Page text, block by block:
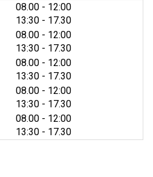
08.00 tot
- 12:00
13:30 tot
- 17.30
08.00 tot
- 12:00
13:30 tot
- 17.30
08.00 tot
- 12:00
13:30 tot
- 17.30
08.00 tot
- 12:00
13:30 tot
- 17.30
08.00 tot
- 12:00
13:30 tot
- 17.30